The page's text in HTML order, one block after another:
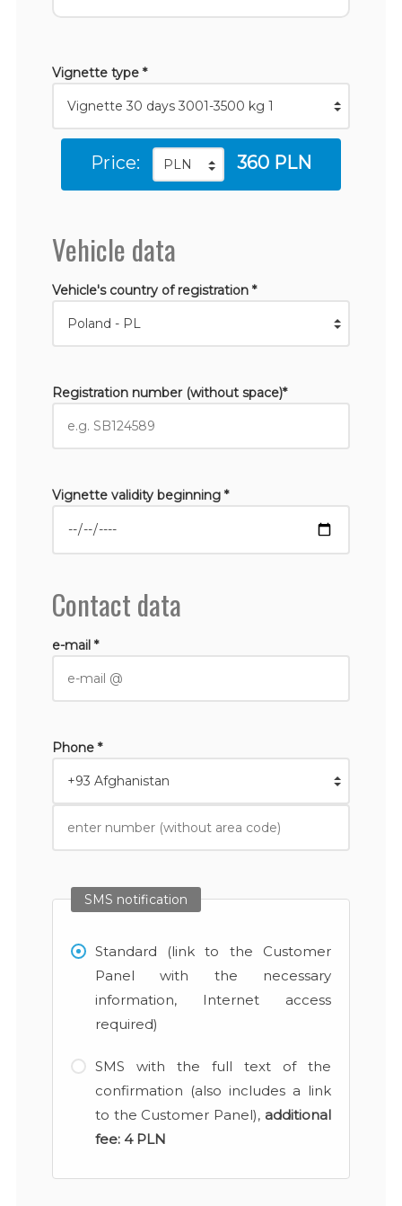
Vignette type *
Price: 360 PLN
Vehicle data
Vehicle's country of registration *
Registration number (without space)*
Vignette validity beginning *
Contact data
e-mail *
Phone *
SMS notification
Standard (link to the Customer
Panel with the necessary
information, Internet access
required)
SMS with the full text of the
confirmation (also includes a link
to the Customer Panel), additional
fee: 4 PLN